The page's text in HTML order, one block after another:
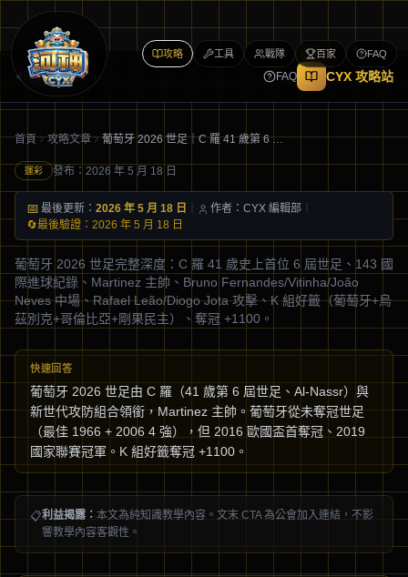
攻略 工具 戰隊 百家 FAQ
所有文章 FAQ CYX 攻略站
首頁 攻略文章 葡萄牙 2026 世足｜C 羅 41 歲第 6 屆、Roberto Martínez 帶隊、K 組好籤、奪冠 +1100
運彩 發布： 2026 年 5 月 18 日
📅 最後更新： 2026 年 5 月 18 日 作者：CYX 編輯部
🔄最後驗證： 2026 年 5 月 18 日
葡萄牙 2026 世足完整深度：C 羅 41 歲史上首位 6 屆世足、143 國
際進球紀錄、Martinez 主帥、Bruno Fernandes/Vitinha/João
Neves 中場、Rafael Leão/Diogo Jota 攻擊、K 組好籤（葡萄牙+烏
茲別克+哥倫比亞+剛果民主）、奪冠 +1100。
快速回答
葡萄牙 2026 世足由 C 羅（41 歲第 6 屆世足、Al-Nassr）與
新世代攻防組合領銜，Martinez 主帥。葡萄牙從未奪冠世足
（最佳 1966 + 2006 4 強），但 2016 歐國盃首奪冠、2019
國家聯賽冠軍。K 組好籤奪冠 +1100。
📋利益揭露： 本文為純知識教學內容。文末 CTA 為公會加入連結，不影
響教學內容客觀性。